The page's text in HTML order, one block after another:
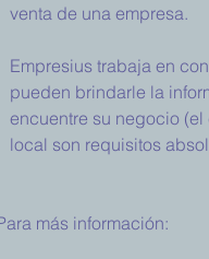
venta de una empresa.
Empresius trabaja en
pueden brindarle la
encuentre su negocio
local son requisitos
más información: